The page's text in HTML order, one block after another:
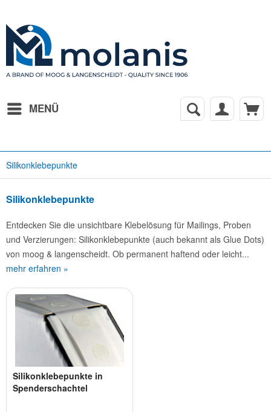
MENÜ
Silikonklebepunkte
Silikonklebepunkte
Entdecken Sie die unsichtbare Klebelösung für Mailings, Proben
und Verzierungen: Silikonklebepunkte (auch bekannt als Glue Dots)
von moog & langenscheidt. Ob permanent haftend oder leicht...
mehr erfahren »
Silikonklebepunkte in
Spenderschachtel